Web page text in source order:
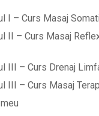
I – Curs Masaj
II – Curs Masaj
III – Curs Drenaj
III – Curs Masaj